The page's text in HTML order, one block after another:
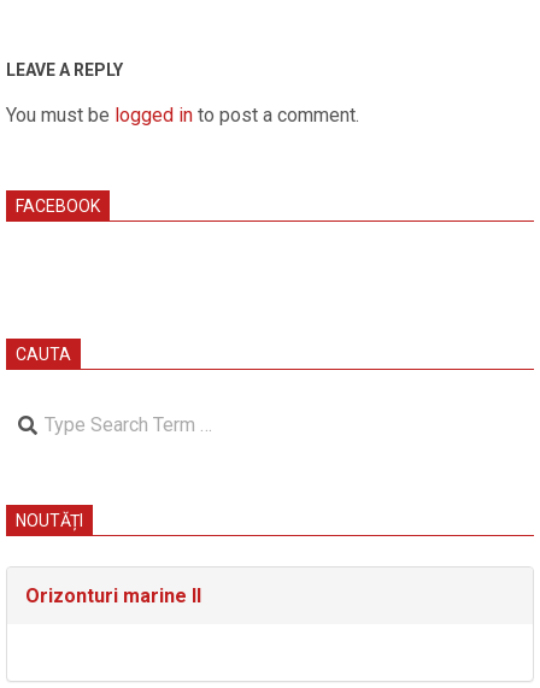
26
LEAVE A REPLY
You must be logged in to post a comment.
FACEBOOK
CAUTA
Search
NOUTĂȚI
Orizonturi marine II